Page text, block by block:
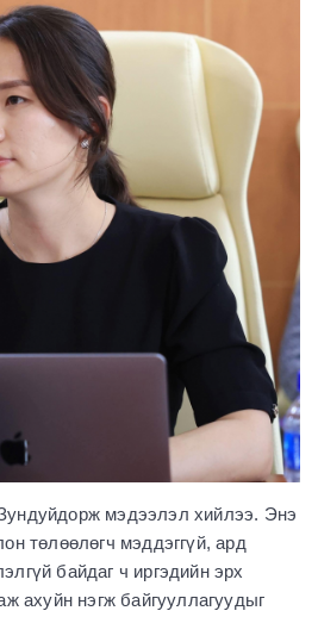
мэдээлэл хийлээ. Энэ
төлөөлөгч мэддэггүй, ард
байдаг ч иргэдийн эрх
ахуйн нэгж байгууллагуудыг